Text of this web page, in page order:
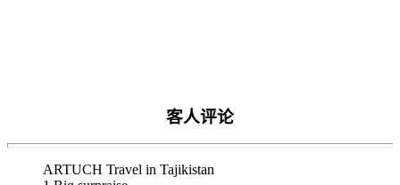
客人评论
ARTUCH Travel in Tajikistan